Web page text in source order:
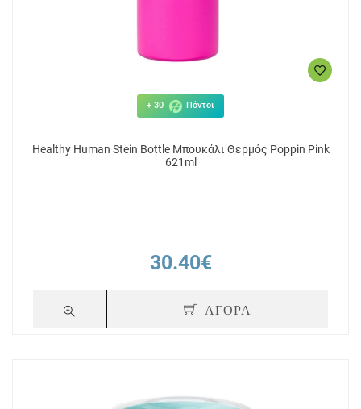
+ 30 Πόντοι
Healthy Human Stein Bottle Μπουκάλι Θερμός Poppin Pink
621ml
30.40€
ΑΓΟΡΑ